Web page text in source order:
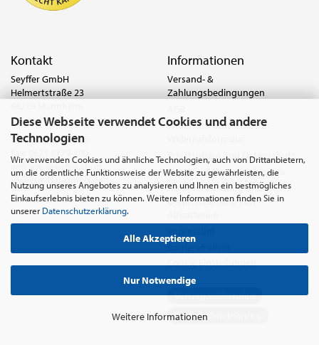
Diese Webseite verwendet Cookies und andere
Technologien
Wir verwenden Cookies und ähnliche Technologien, auch von Drittanbietern,
um die ordentliche Funktionsweise der Website zu gewährleisten, die
Nutzung unseres Angebotes zu analysieren und Ihnen ein bestmögliches
Einkaufserlebnis bieten zu können. Weitere Informationen finden Sie in
unserer Datenschutzerklärung.
Alle Akzeptieren
Nur Notwendige
Weitere Informationen
Kontakt
Seyffer GmbH
Helmertstraße 23
Deutschland
Tel.:0621 8779-555
anfrage@seyffer.shop
www.seyffer-gmbh.de
Informationen
Versand- &
Zahlungsbedingungen
Widerrufsrecht & Muster-
Privatsphäre und Datenschutz
Batterie- & Recyclinghinweis
Abfallvermeidung und
Bewirtschaftung von
Cookie Einstellungen
Vertrag widerrufen
Widerrufsbelehrung